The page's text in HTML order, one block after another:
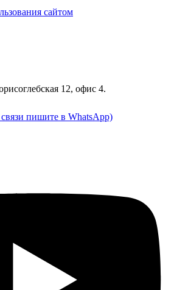
сайтом
12, офис 4.
пишите в WhatsApp)